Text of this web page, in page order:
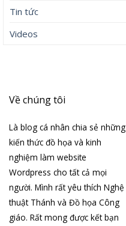
Tin tức
Videos
Về chúng tôi
Là blog cá nhân chia sẻ những
kiến thức đồ họa và kinh
nghiệm làm website
Wordpress cho tất cả mọi
người. Mình rất yêu thích Nghệ
thuật Thánh và Đồ họa Công
giáo. Rất mong được kết bạn